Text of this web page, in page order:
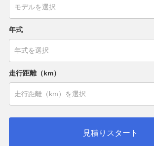
年式
走行距離（km）
見積りスタート